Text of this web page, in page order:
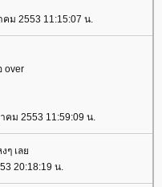
คม 2553 11:15:07 น.
over
คม 2553 11:59:09 น.
งๆ เล
20:18:19 น.